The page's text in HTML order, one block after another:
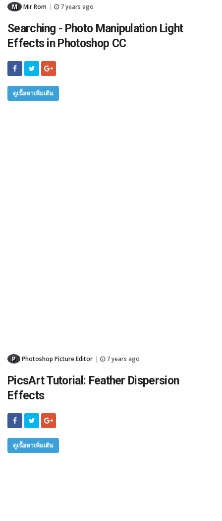
M Mir Rom 7 years ago
Searching - Photo Manipulation Light
Effects in Photoshop CC
ดูเนื้อหาเพิ่มเติม
P Photoshop Picture Editor 7 years ago
PicsArt Tutorial: Feather Dispersion
Effects
ดูเนื้อหาเพิ่มเติม